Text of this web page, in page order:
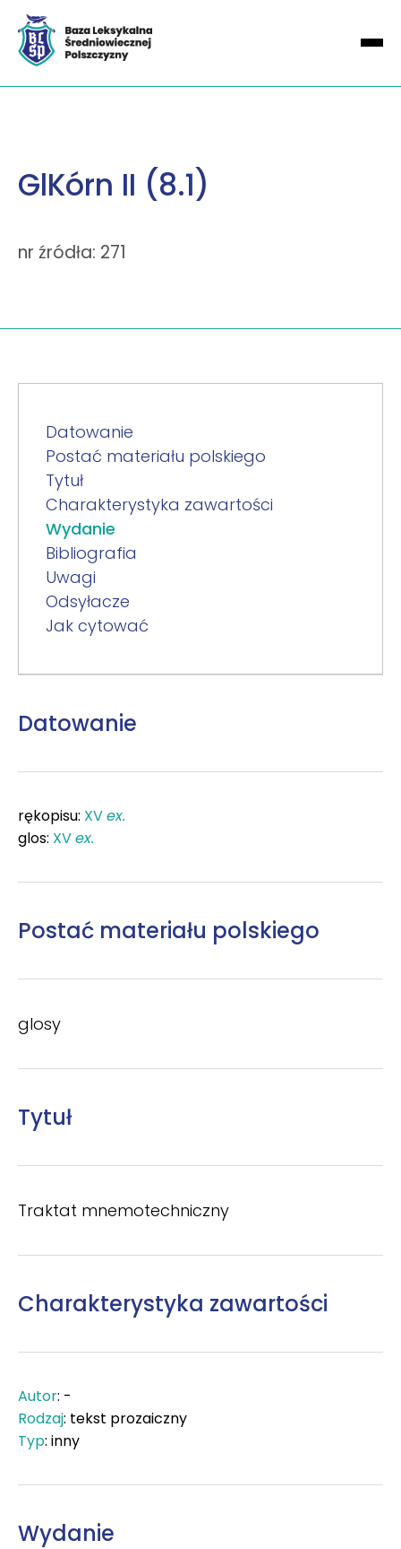
GlKórn II (8.1)
nr źródła: 271
Datowanie
Postać materiału polskiego
Tytuł
Charakterystyka zawartości
Wydanie
Bibliografia
Uwagi
Odsyłacze
Jak cytować
Datowanie
rękopisu: XVex.
glos: XVex.
Postać materiału polskiego
glosy
Tytuł
Traktat mnemotechniczny
Charakterystyka zawartości
Autor: -
Rodzaj: tekst prozaiczny
Typ: inny
Wydanie